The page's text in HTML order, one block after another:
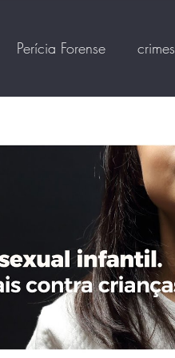
Perícia Forense
Consumo
Trumans
Exploração